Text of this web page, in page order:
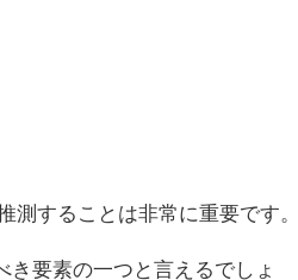
測することは非常に重要です
要素の一つと言えるでしょ